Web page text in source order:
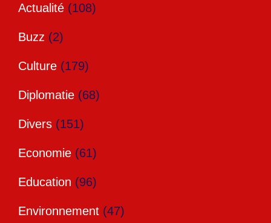
Actualité (108)
Buzz (2)
Culture (179)
Diplomatie (68)
Divers (151)
Economie (61)
Education (96)
Environnement (47)